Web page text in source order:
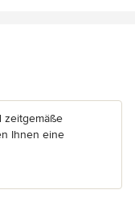
zeitgemäße
Ihnen eine